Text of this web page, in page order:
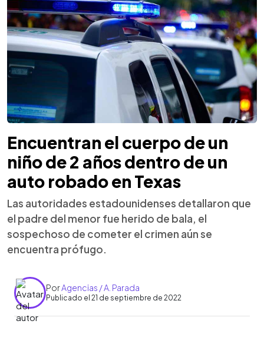
Encuentran el cuerpo de un
niño de 2 años dentro de un
auto robado en Texas
Las autoridades estadounidenses detallaron que
el padre del menor fue herido de bala, el
sospechoso de cometer el crimen aún se
encuentra prófugo.
PorAgencias / A. Parada
Publicado el 21 de septiembre de 2022